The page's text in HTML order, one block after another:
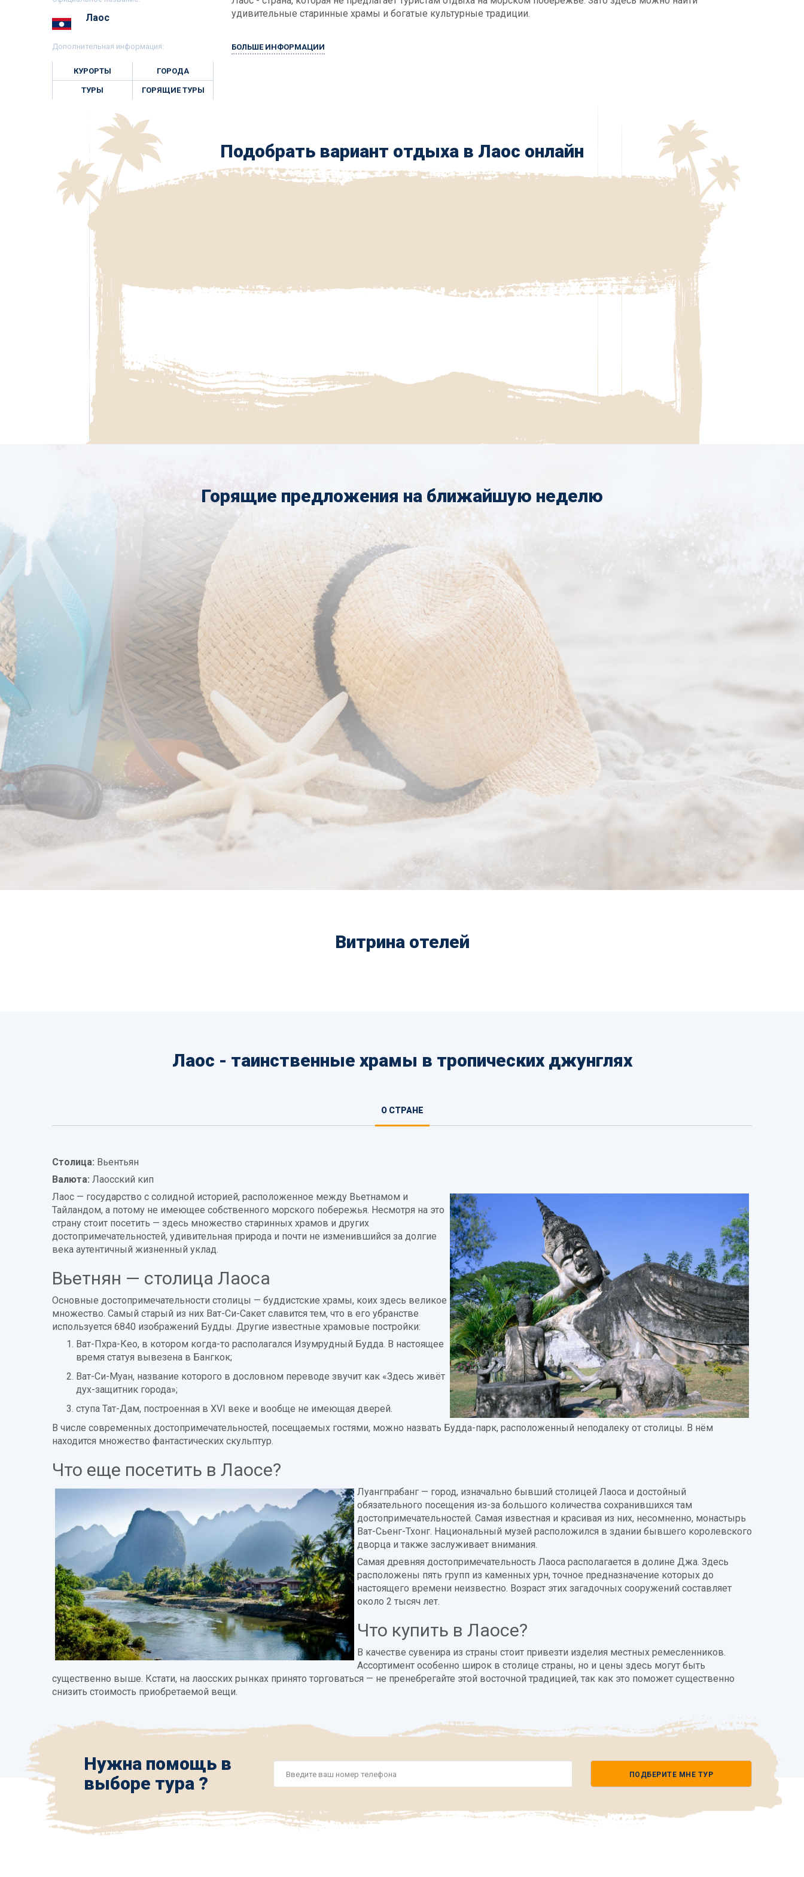
Лаос
Дополнительная информация:
КУРОРТЫ ГОРОДА
ТУРЫ ГОРЯЩИЕ ТУРЫ
удивительные старинные храмы и богатые культурные традиции.
БОЛЬШЕ ИНФОРМАЦИИ
Подобрать вариант отдыха в Лаос онлайн
Горящие предложения на ближайшую неделю
Витрина отелей
Лаос - таинственные храмы в тропических джунглях
о
О СТРАНЕ
Столица: Вьентьян
Валюта: Лаосский кип
Лаос — государство с солидной историей, расположенное между Вьетнамом и
Тайландом, а потому не имеющее собственного морского побережья. Несмотря на это
страну стоит посетить — здесь множество старинных храмов и других
достопримечательностей, удивительная природа и почти не изменившийся за долгие
века аутентичный жизненный уклад.
Вьетнян — столица Лаоса
Основные достопримечательности столицы — буддистские храмы, коих здесь великое
множество. Самый старый из них Ват-Си-Сакет славится тем, что в его убранстве
используется 6840 изображений Будды. Другие известные храмовые постройки:
Ват-Пхра-Кео, в котором когда-то располагался Изумрудный Будда. В настоящее
время статуя вывезена в Бангкок;
Ват-Си-Муан, название которого в дословном переводе звучит как «Здесь живёт
дух-защитник города»;
ступа Тат-Дам, построенная в XVI веке и вообще не имеющая дверей.
В числе современных достопримечательностей, посещаемых гостями, можно назвать Будда-парк, расположенный неподалеку от столицы. В нём
находится множество фантастических скульптур.
Что еще посетить в Лаосе?
Луангпрабанг — город, изначально бывший столицей Лаоса и достойный
обязательного посещения из-за большого количества сохранившихся там
достопримечательностей. Самая известная и красивая из них, несомненно, монастырь
Ват-Сьенг-Тхонг. Национальный музей расположился в здании бывшего королевского
дворца и также заслуживает внимания.
Самая древняя достопримечательность Лаоса располагается в долине Джа. Здесь
расположены пять групп из каменных урн, точное предназначение которых до
настоящего времени неизвестно. Возраст этих загадочных сооружений составляет
около 2 тысяч лет.
Что купить в Лаосе?
В качестве сувенира из страны стоит привезти изделия местных ремесленников.
Ассортимент особенно широк в столице страны, но и цены здесь могут быть
существенно выше. Кстати, на лаосских рынках принято торговаться — не пренебрегайте этой восточной традицией, так как это поможет существенно
снизить стоимость приобретаемой вещи.
Нужна помощь в
выборе тура ?
*
ПОДБЕРИТЕ МНЕ ТУР